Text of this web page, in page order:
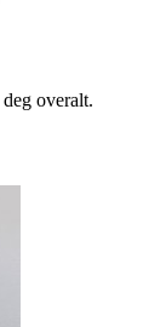
overalt.